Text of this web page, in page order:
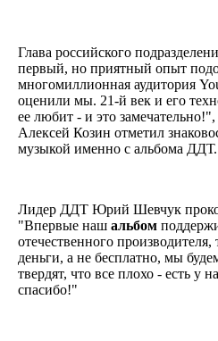
Глава российского
первый, но приятный опыт
многомиллионная аудитория
оценили мы. 21-й век и его
ее любит - и это
Алексей Козин отметил
музыкой именно с альбома ДДТ.
Лидер ДДТ Юрий Шевчук
"Впервые наш альбом
отечественного
деньги, а не бесплатно, мы
твердят, что все плохо - есть
спасибо!"